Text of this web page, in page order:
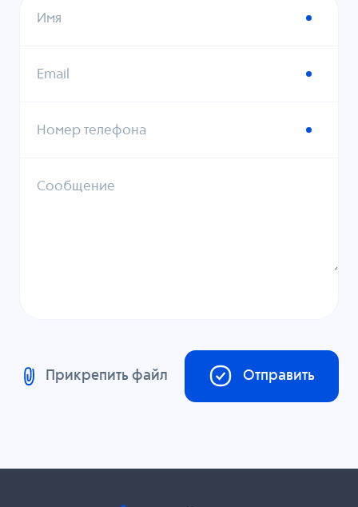
Имя
Email
Номер телефона
Сообщение
Прикрепить файл Отправить